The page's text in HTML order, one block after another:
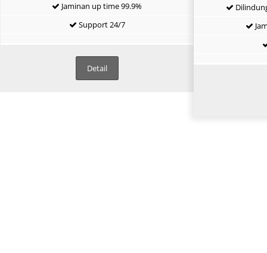
Jaminan up time 99.9%
Support 24/7
Detail